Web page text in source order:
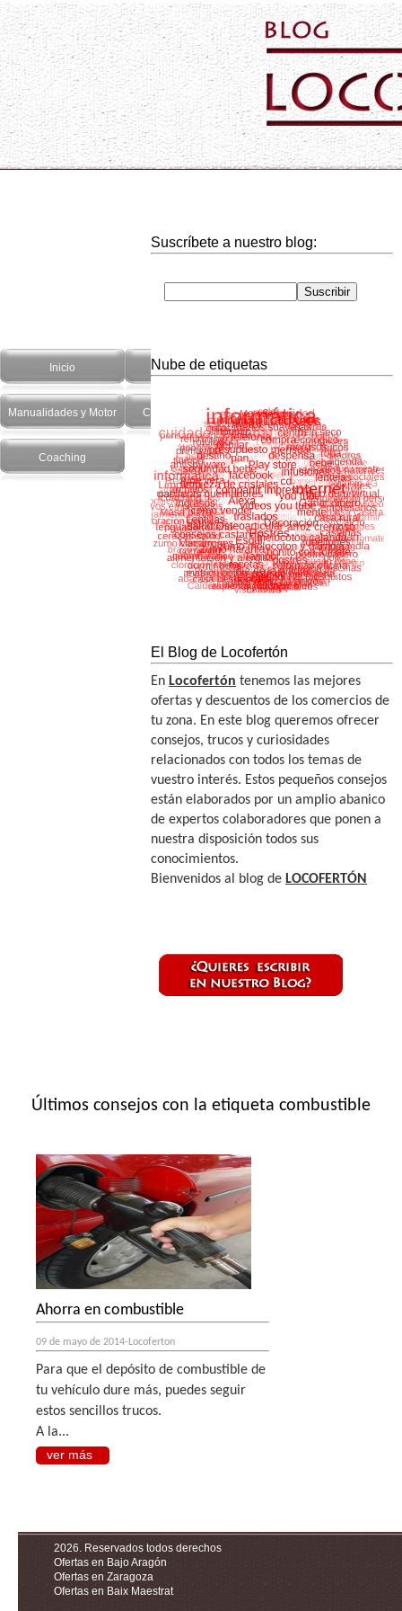
Inicio Hogar
Manualidades y Motor Cuidado Personal Salud y recetas
Coaching
Suscríbete a nuestro blog:
Nube de etiquetas
El Blog de Locofertón
En Locofertón tenemos las mejores
ofertas y descuentos de los comercios de
tu zona. En este blog queremos ofrecer
consejos, trucos y curiosidades
relacionados con todos los temas de
vuestro interés. Estos pequeños consejos
están elaborados por un amplio abanico
de expertos colaboradores que ponen a
nuestra disposición todos sus
conocimientos.
Bienvenidos al blog de LOCOFERTÓN
Últimos consejos con la etiqueta combustible
Ahorra en combustible
09 de mayo de 2014-Locoferton
Para que el depósito de combustible de
tu vehículo dure más, puedes seguir
estos sencillos trucos.
A la...
ver más
2026. Reservados todos derechos
Ofertas en Bajo Aragón
Ofertas en Zaragoza
Ofertas en Baix Maestrat